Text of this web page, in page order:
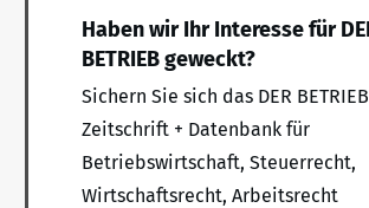
Haben wir Ihr Interesse für
BETRIEB geweckt?
Sichern Sie sich das DER
Zeitschrift + Datenbank für
Betriebswirtschaft, Steuerrecht,
Wirtschaftsrecht, Arbeitsrecht